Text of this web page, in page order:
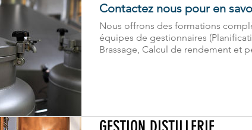
Contactez nous pour en
Nous offrons des formations
équipes de gestionnaires
Brassage, Calcul de rendement et